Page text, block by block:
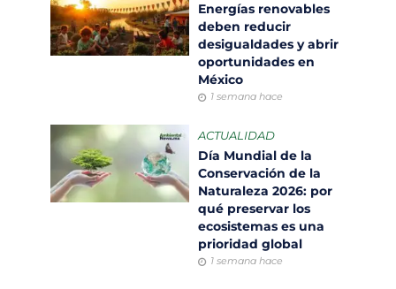
Energías renovables
deben reducir
desigualdades y abrir
oportunidades en
México
1 semana hace
ACTUALIDAD
Día Mundial de la
Conservación de la
Naturaleza 2026: por
qué preservar los
ecosistemas es una
prioridad global
1 semana hace